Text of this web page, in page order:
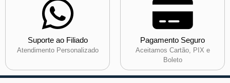
Suporte ao Filiado
Atendimento Personalizado
Pagamento Seguro
Aceitamos Cartão, PIX e
Boleto